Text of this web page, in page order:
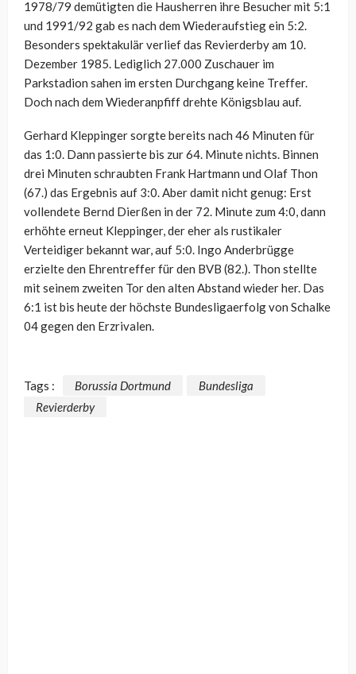
1978/79 demütigten die Hausherren ihre Besucher mit 5:1
und 1991/92 gab es nach dem Wiederaufstieg ein 5:2.
Besonders spektakulär verlief das Revierderby am 10.
Dezember 1985. Lediglich 27.000 Zuschauer im
Parkstadion sahen im ersten Durchgang keine Treffer.
Doch nach dem Wiederanpfiff drehte Königsblau auf.
Gerhard Kleppinger sorgte bereits nach 46 Minuten für
das 1:0. Dann passierte bis zur 64. Minute nichts. Binnen
drei Minuten schraubten Frank Hartmann und Olaf Thon
(67.) das Ergebnis auf 3:0. Aber damit nicht genug: Erst
vollendete Bernd Dierßen in der 72. Minute zum 4:0, dann
erhöhte erneut Kleppinger, der eher als rustikaler
Verteidiger bekannt war, auf 5:0. Ingo Anderbrügge
erzielte den Ehrentreffer für den BVB (82.). Thon stellte
mit seinem zweiten Tor den alten Abstand wieder her. Das
6:1 ist bis heute der höchste Bundesligaerfolg von Schalke
04 gegen den Erzrivalen.
Tags : Borussia Dortmund
Bundesliga
Revierderby